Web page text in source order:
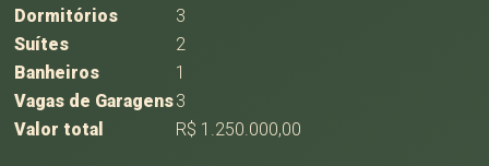
Dormitórios
3
Suítes
2
Banheiros
1
Vagas de Garagens3
Valor total
R$ 1.250.000,00